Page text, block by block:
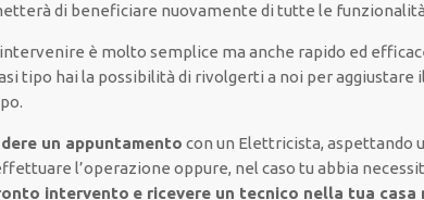
di beneficiare nuovamente di tutte le funzionalità
intervenire è molto semplice ma anche rapido ed
tipo hai la possibilità di rivolgerti a noi peraggiustare il
.
un appuntamento con un Elettricista, aspettando
l’operazione oppure, nel caso tu abbia
intervento e ricevere un tecnico nella tua casa